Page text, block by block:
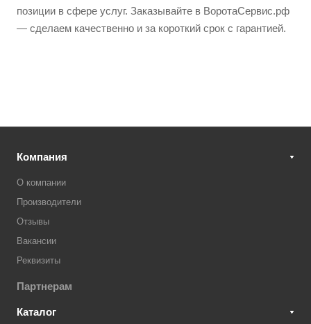
позиции в сфере услуг. Заказывайте в ВоротаСервис.рф
— сделаем качественно и за короткий срок с гарантией.
Компания
О компании
Производители
Отзывы
Вакансии
Реквизиты
Партнерам
Каталог